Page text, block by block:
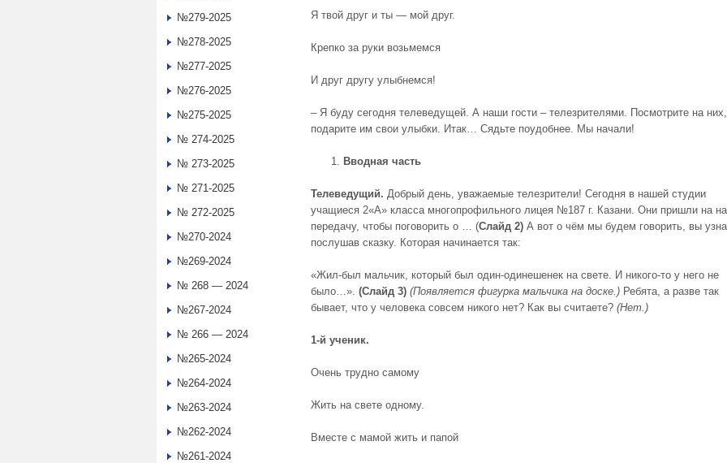
Я твой друг и ты — мой друг.
Крепко за руки возьмемся
И друг другу улыбнемся!
– Я буду сегодня телеведущей. А наши гости – телезрителями. Посмотрите на них,
подарите им свои улыбки. Итак… Сядьте поудобнее. Мы начали!
Вводная часть
Телеведущий. Добрый день, уважаемые телезрители! Сегодня в нашей студии
учащиеся 2«А» класса многопрофильного лицея №187 г. Казани. Они пришли на
передачу, чтобы поговорить о … (Слайд 2) А вот о чём мы будем говорить, вы
послушав сказку. Которая начинается так:
«Жил-был мальчик, который был один-одинешенек на свете. И никого-то у него не
было…». (Слайд 3) (Появляется фигурка мальчика на доске.) Ребята, а разве так
бывает, что у человека совсем никого нет? Как вы считаете? (Нет.)
1-й ученик.
Очень трудно самому
Жить на свете одному.
Вместе с мамой жить и папой
№279-2025
№278-2025
№277-2025
№276-2025
№275-2025
№ 274-2025
№ 273-2025
№ 271-2025
№ 272-2025
№270-2024
№269-2024
№ 268 — 2024
№267-2024
№ 266 — 2024
№265-2024
№264-2024
№263-2024
№262-2024
№261-2024